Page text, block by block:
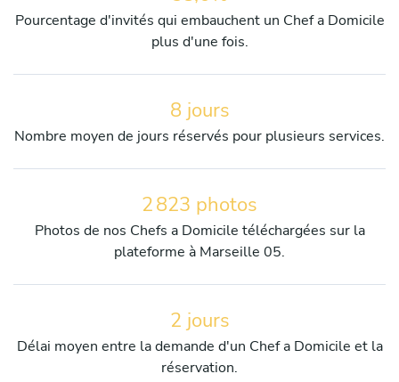
Pourcentage d'invités qui embauchent un Chef a Domicile
plus d'une fois.
8 jours
Nombre moyen de jours réservés pour plusieurs services.
2 823 photos
Photos de nos Chefs a Domicile téléchargées sur la
plateforme à Marseille 05.
2 jours
Délai moyen entre la demande d'un Chef a Domicile et la
réservation.